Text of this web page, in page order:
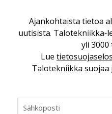
Puutteellinen
LEHDEN ARTIKKELIT
Kaivamattomat
vakiinnuttavat
KATSO KAIKKI
Ajankohtaista tietoa
uutisista. Talotekniikka-
yli 3000
Lue
Talotekniikka suojaa